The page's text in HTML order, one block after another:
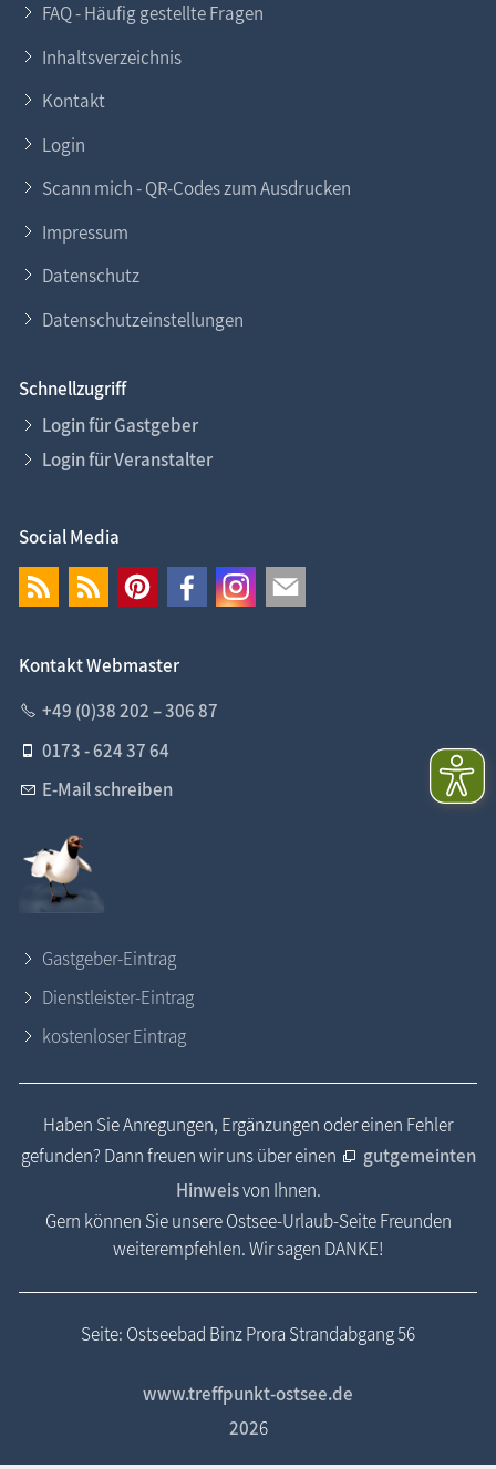
FAQ - Häufig gestellte Fragen
Inhaltsverzeichnis
Kontakt
Login
Scann mich - QR-Codes zum Ausdrucken
Impressum
Datenschutz
Datenschutzeinstellungen
Schnellzugriff
Login für Gastgeber
Login für Veranstalter
Social Media
Kontakt Webmaster
+49 (0)38 202 – 306 87
0173 - 624 37 64
E-Mail schreiben
Gastgeber-Eintrag
Dienstleister-Eintrag
kostenloser Eintrag
Haben Sie Anregungen, Ergänzungen oder einen Fehler
gefunden? Dann freuen wir uns über einen
gutgemeinten
Hinweisvon Ihnen.
Gern können Sie unsere Ostsee-Urlaub-Seite Freunden
weiterempfehlen. Wir sagen DANKE!
Seite: Ostseebad Binz Prora Strandabgang 56
www.treffpunkt-ostsee.de
2026